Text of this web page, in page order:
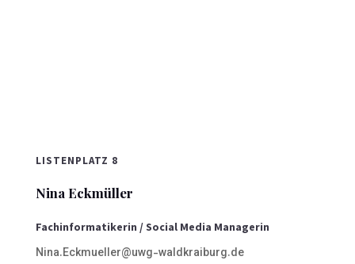
LISTENPLATZ 8
Nina Eckmüller
Fachinformatikerin / Social Media Managerin
Nina.Eckmueller@uwg-waldkraiburg.de